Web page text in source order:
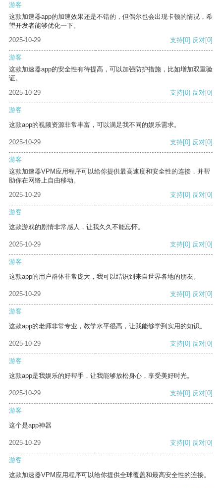
游客
这款加速器app的加速效果还是不错的，但偶尔也会出现卡顿的情况，希
望开发者能够优化一下。
2025-10-29
支持[0] 反对[0]
游客
这款加速器app的安全性有待提高，可以加强防护措施，比如增加双重验
证。
2025-10-29
支持[0] 反对[0]
游客
这款app的视频资源非常丰富，可以满足我不同的娱乐需求。
2025-10-29 支持[0] 反对[0]
游客
这款加速器VPM应用程序可以给你提供最高速度和安全性的连接，并帮
助你在网络上自由移动。
2025-10-29
支持[0] 反对[0]
游客
这款游戏的剧情非常感人，让我久久不能忘怀。
2025-10-29 支持[0] 反对[0]
游客
这款app的用户群体非常庞大，我可以结识到来自世界各地的朋友。
2025-10-29 支持[0] 反对[0]
游客
这款app的老师非常专业，教学水平很高，让我能够学到实用的知识。
2025-10-29 支持[0] 反对[0]
游客
这款app是我娱乐的好帮手，让我能够放松身心，享受美好时光。
2025-10-29 支持[0] 反对[0]
游客
这个是app神器
2025-10-29 支持[0] 反对[0]
游客
这款加速器VPM应用程序可以给你提供全球覆盖和最高安全性的连接。